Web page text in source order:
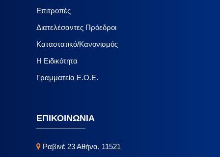
Επιτροπές
Διατελέσαντες Πρόεδροι
Καταστατικό/Κανονισμός
Η Ειδικότητα
Γραμματεία Ε.Ο.Ε.
ΕΠΙΚΟΙΝΩΝΙΑ
Ραβινέ 23 Αθήνα, 11521